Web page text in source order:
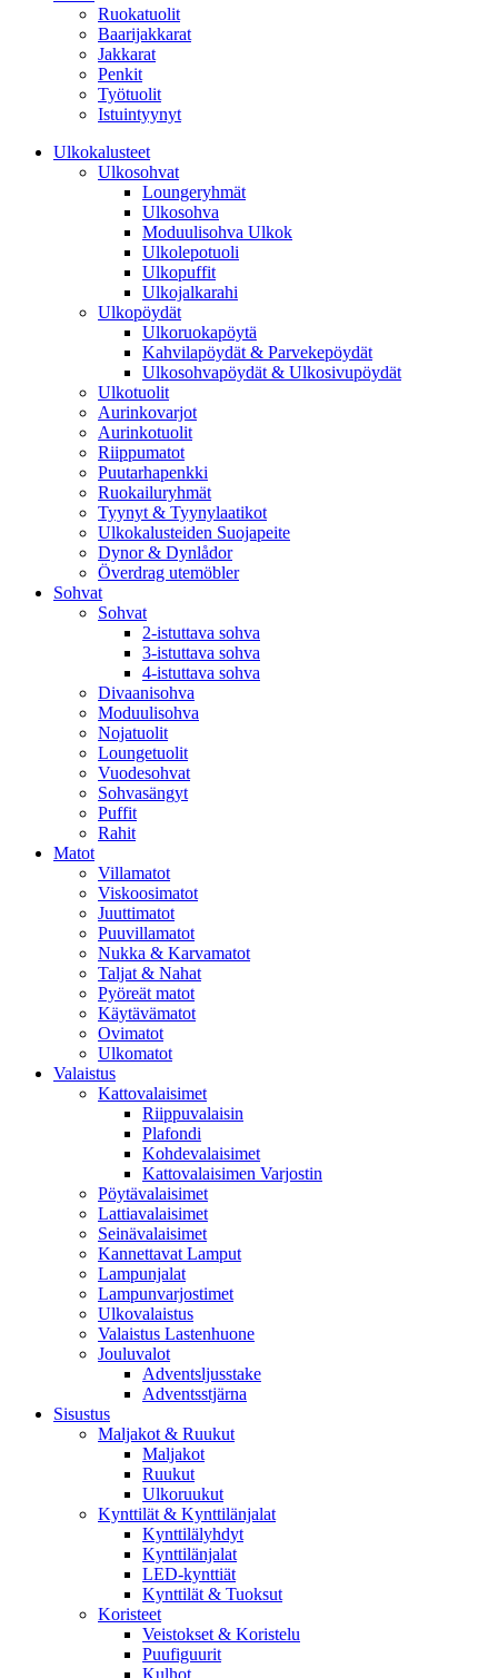
Ruokatuolit
Baarijakkarat
Jakkarat
Penkit
Työtuolit
Istuintyynyt
Ulkokalusteet
Ulkosohvat
Loungeryhmät
Ulkosohva
Moduulisohva Ulkok
Ulkolepotuoli
Ulkopuffit
Ulkojalkarahi
Ulkopöydät
Ulkoruokapöytä
Kahvilapöydät & Parvekepöydät
Ulkosohvapöydät & Ulkosivupöydät
Ulkotuolit
Aurinkovarjot
Aurinkotuolit
Riippumatot
Puutarhapenkki
Ruokailuryhmät
Tyynyt & Tyynylaatikot
Ulkokalusteiden Suojapeite
Dynor & Dynlådor
Överdrag utemöbler
Sohvat
Sohvat
2-istuttava sohva
3-istuttava sohva
4-istuttava sohva
Divaanisohva
Moduulisohva
Nojatuolit
Loungetuolit
Vuodesohvat
Sohvasängyt
Puffit
Rahit
Matot
Villamatot
Viskoosimatot
Juuttimatot
Puuvillamatot
Nukka & Karvamatot
Taljat & Nahat
Pyöreät matot
Käytävämatot
Ovimatot
Ulkomatot
Valaistus
Kattovalaisimet
Riippuvalaisin
Plafondi
Kohdevalaisimet
Kattovalaisimen Varjostin
Pöytävalaisimet
Lattiavalaisimet
Seinävalaisimet
Kannettavat Lamput
Lampunjalat
Lampunvarjostimet
Ulkovalaistus
Valaistus Lastenhuone
Jouluvalot
Adventsljusstake
Adventsstjärna
Sisustus
Maljakot & Ruukut
Maljakot
Ruukut
Ulkoruukut
Kynttilät & Kynttilänjalat
Kynttilälyhdyt
Kynttilänjalat
LED-kynttiät
Kynttilät & Tuoksut
Koristeet
Veistokset & Koristelu
Puufiguurit
Kulhot